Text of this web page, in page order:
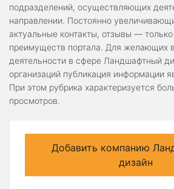
подразделений, осуществляющих
направлении. Постоянно
актуальные контакты, отзывы —
преимуществ портала. Для желающих
деятельности в сфере Ландшафтный
организаций публикация информации
При этом рубрика характеризуется
просмотров.
Добавить компанию
дизайн